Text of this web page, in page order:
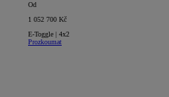
Od
1 052 700 Kč
E-Toggle | 4x2
Prozkoumat